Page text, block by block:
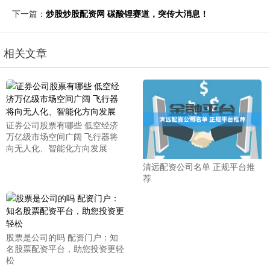
下一篇： 炒股炒股配资网 碳酸锂赛道，突传大消息！
相关文章
证券公司股票有哪些 低空经济
万亿级市场空间广阔 飞行器将
向无人化、智能化方向发展
清远配资公司名单 正规平台推
荐
股票是公司的吗 配资门户：知
名股票配资平台，助您投资更轻
松